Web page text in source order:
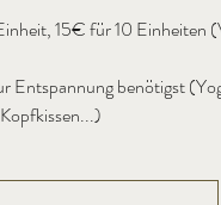
15€ für 10 Einheiten
Entspannung benötigst
Kopfkissen...)